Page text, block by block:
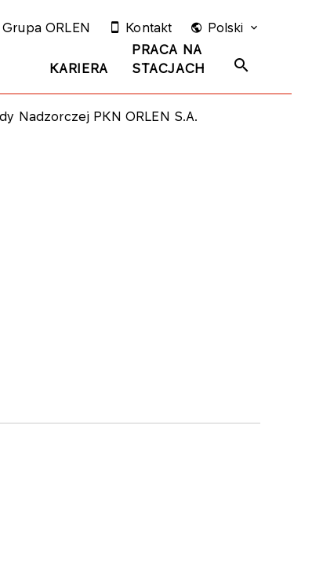
KARIERA
PRACA NA
STACJACH
Grupa ORLEN Kontakt Polski
Nadzorczej PKN ORLEN S.A.